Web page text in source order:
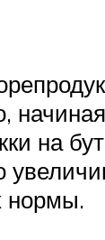
на
нормы.